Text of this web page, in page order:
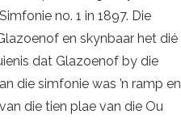
no. 1 in 1897. Die
en skynbaar het dié
dat Glazoenof by die
die simfonie was ’n ramp en
die tien plae van die Ou